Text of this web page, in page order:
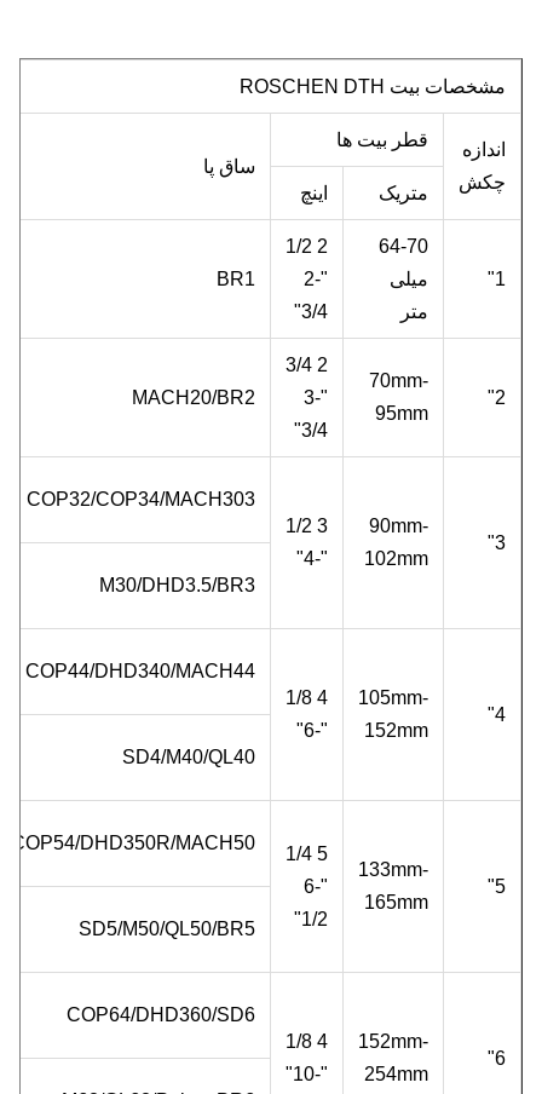
مشخصات بیت ROSCHEN DTH
اندازه
چکش
قطر بیت ها
ساق پا
متریک
اینچ
1"
64-70
میلی
متر
2 1/2
"-2
3/4"
BR1
2"
70mm-
95mm
2 3/4
"-3
3/4"
MACH20/BR2
3"
90mm-
102mm
3 1/2
"-4"
COP32/COP34/MACH303
M30/DHD3.5/BR3
4"
105mm-
152mm
4 1/8
"-6"
COP44/DHD340/MACH44
SD4/M40/QL40
5"
133mm-
165mm
5 1/4
"-6
1/2"
COP54/DHD350R/MACH50
SD5/M50/QL50/BR5
6"
152mm-
254mm
4 1/8
"-10"
COP64/DHD360/SD6